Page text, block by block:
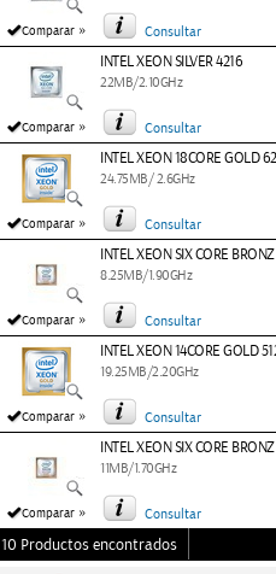
Comparar » Consultar
Comparar »
INTEL XEON SILVER 4216
22MB/2.10GHz
Consultar
Comparar »
INTEL XEON 18CORE GOLD
24.75MB/ 2.6GHz
Consultar
Comparar »
INTEL XEON SIX CORE
8.25MB/1.90GHz
Consultar
Comparar »
INTEL XEON 14CORE GOLD
19.25MB/2.20GHz
Consultar
Comparar »
INTEL XEON SIX CORE
11MB/1.70GHz
Consultar
10 Productos encontrados